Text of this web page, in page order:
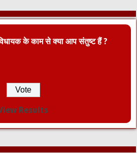
के काम से क्या आप संतुष्ट हैं ?
Results